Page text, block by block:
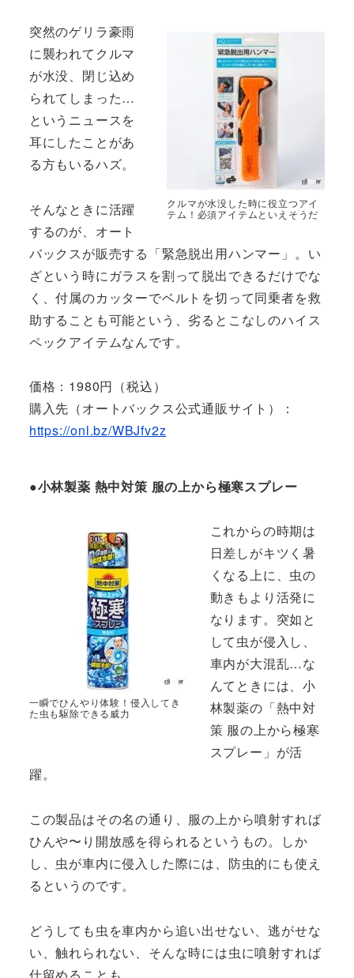
クルマが水没した時に役立つアイ
テム！必須アイテムといえそうだ
突然のゲリラ豪雨
に襲われてクルマ
が水没、閉じ込め
られてしまった…
というニュースを
耳にしたことがあ
る方もいるハズ。
そんなときに活躍
するのが、オート
バックスが販売する「緊急脱出用ハンマー」。い
ざという時にガラスを割って脱出できるだけでな
く、付属のカッターでベルトを切って同乗者を救
助することも可能という、劣るとこなしのハイス
ペックアイテムなんです。
価格：1980円（税込）
購入先（オートバックス公式通販サイト）：
https://onl.bz/WBJfv2z
●小林製薬 熱中対策 服の上から極寒スプレー
一瞬でひんやり体験！侵入してき
た虫も駆除できる威力
これからの時期は
日差しがキツく暑
くなる上に、虫の
動きもより活発に
なります。突如と
して虫が侵入し、
車内が大混乱…な
んてときには、小
林製薬の「熱中対
策 服の上から極寒
スプレー」が活
躍。
この製品はその名の通り、服の上から噴射すれば
ひんや〜り開放感を得られるというもの。しか
し、虫が車内に侵入した際には、防虫的にも使え
るというのです。
どうしても虫を車内から追い出せない、逃がせな
い、触れられない、そんな時には虫に噴射すれば
仕留めることも。